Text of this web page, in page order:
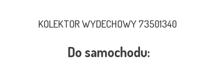
KOLEKTOR WYDECHOWY 73501340
Do samochodu: